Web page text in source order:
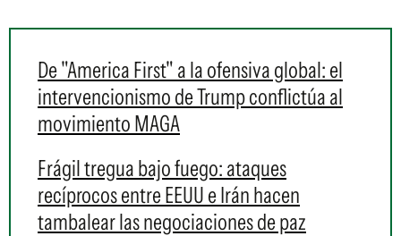
De "America First" a la ofensiva global: el
intervencionismo de Trump conflictúa al
movimiento MAGA
Frágil tregua bajo fuego: ataques
recíprocos entre EEUU e Irán hacen
tambalear las negociaciones de paz